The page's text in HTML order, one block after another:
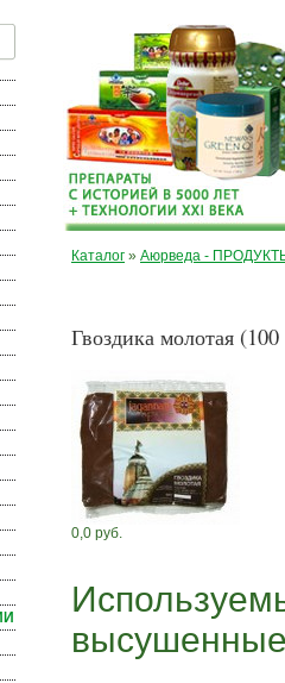
Каталог » Аюрведа -
Гвоздика молотая (100
0,0 руб.